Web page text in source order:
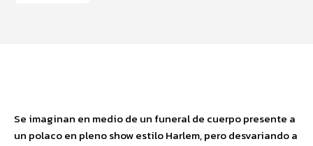
Se imaginan en medio de un funeral de cuerpo presente a
un polaco en pleno show estilo Harlem, pero desvariando a